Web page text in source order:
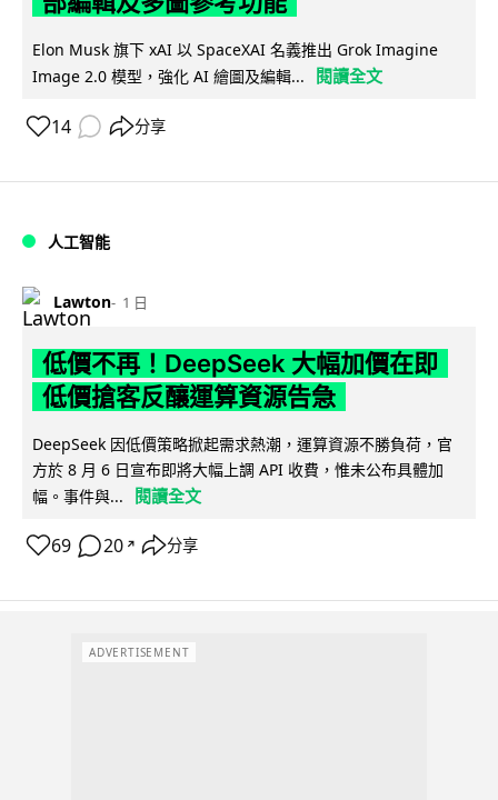
Elon Musk 旗下 xAI 以 SpaceXAI 名義推出 Grok Imagine
Image 2.0 模型，強化 AI 繪圖及編輯...
閱讀全文
14 分享
人工智能
Lawton 1 日
低價不再！DeepSeek 大幅加價在即
低價搶客反釀運算資源告急
DeepSeek 因低價策略掀起需求熱潮，運算資源不勝負荷，官
方於 8 月 6 日宣布即將大幅上調 API 收費，惟未公布具體加
幅。事件與...
閱讀全文
69 20 ↗ 分享
ADVERTISEMENT